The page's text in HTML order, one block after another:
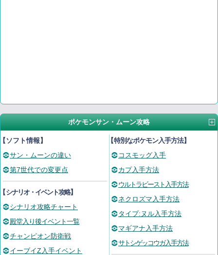
ポケモンサン・ムーン攻略
ソフト情報】
サン・ムーンの違い
第7世代での変更点
シナリオ・イベント攻略】
シナリオ攻略チャート
殿堂入り後イベント一覧
チャンピオン防衛戦
イーブイZ入手イベント
【特別なポケモン入手方法】
コスモッグ入手
カプ入手方法
ウルトラビースト入手方法
ネクロズマ入手方法
タイプ:ヌル入手方法
マギアナ入手方法
サトシゲッコウガ入手方法